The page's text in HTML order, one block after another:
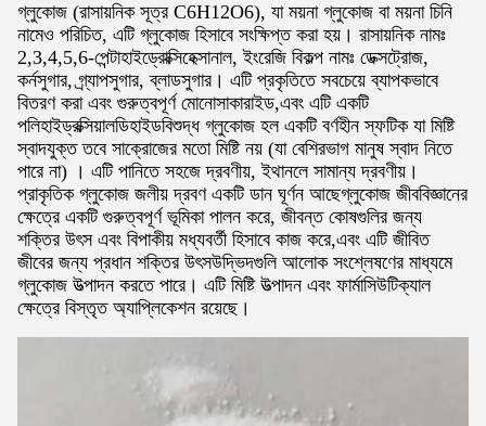
গ্লুকোজ (রাসায়নিক সূত্র C6H12O6), যা ময়না গ্লুকোজ বা ময়না চিনি
নামেও পরিচিত, এটি গ্লুকোজ হিসাবে সংক্ষিপ্ত করা হয়। রাসায়নিক নামঃ
2,3,4,5,6-পেন্টাহাইড্রোক্সিহেক্সানাল, ইংরেজি বিকল্প নামঃ ডেক্সট্রোজ,
কর্নসুগার, গ্র্যাপসুগার, ব্লাডসুগার। এটি প্রকৃতিতে সবচেয়ে ব্যাপকভাবে
বিতরণ করা এবং গুরুত্বপূর্ণ মোনোসাকারাইড,এবং এটি একটি
পলিহাইড্রক্সিয়ালডিহাইডবিশুদ্ধ গ্লুকোজ হল একটি বর্ণহীন স্ফটিক যা মিষ্টি
স্বাদযুক্ত তবে সাক্রোজের মতো মিষ্টি নয় (যা বেশিরভাগ মানুষ স্বাদ নিতে
পারে না) । এটি পানিতে সহজে দ্রবণীয়, ইথানলে সামান্য দ্রবণীয়।
প্রাকৃতিক গ্লুকোজ জলীয় দ্রবণ একটি ডান ঘূর্ণন আছেগ্লুকোজ জীববিজ্ঞানের
ক্ষেত্রে একটি গুরুত্বপূর্ণ ভূমিকা পালন করে, জীবন্ত কোষগুলির জন্য
শক্তির উৎস এবং বিপাকীয় মধ্যবর্তী হিসাবে কাজ করে,এবং এটি জীবিত
জীবের জন্য প্রধান শক্তির উৎসউদ্ভিদগুলি আলোক সংশ্লেষণের মাধ্যমে
গ্লুকোজ উত্পাদন করতে পারে। এটি মিষ্টি উত্পাদন এবং ফার্মাসিউটিক্যাল
ক্ষেত্রে বিস্তৃত অ্যাপ্লিকেশন রয়েছে।